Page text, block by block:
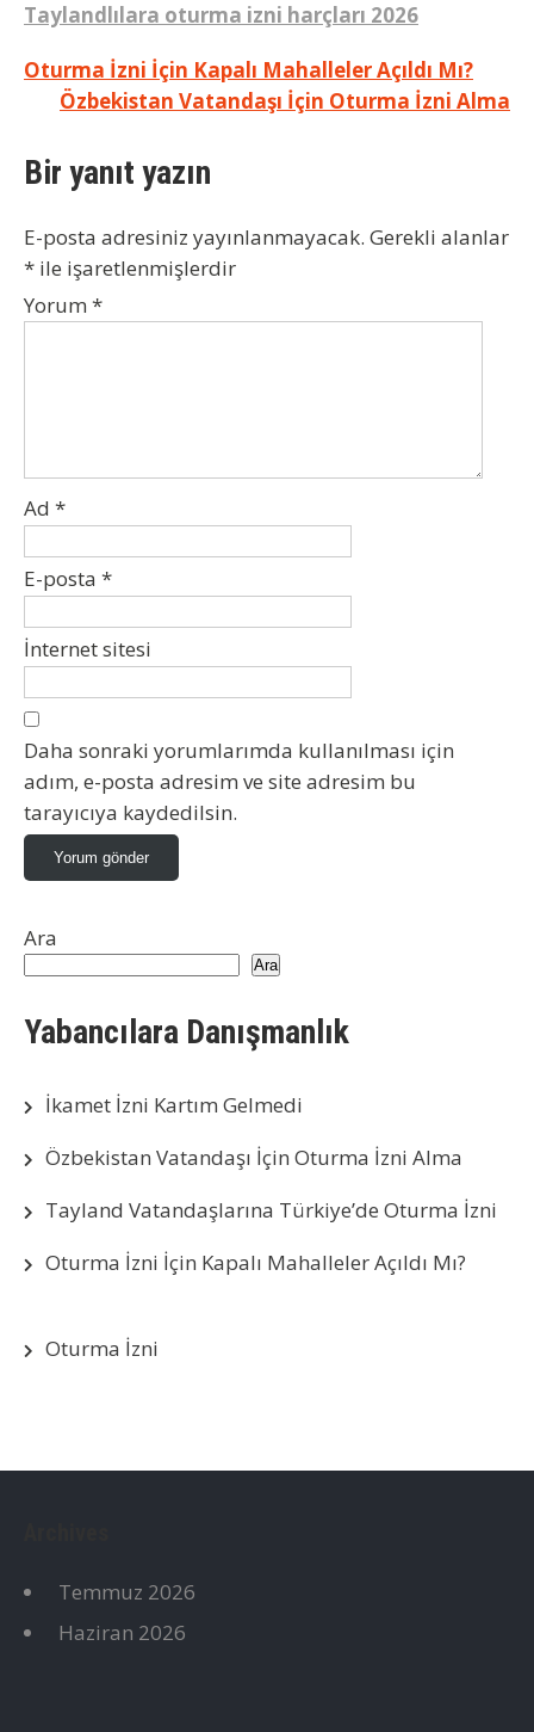
Taylandlılara oturma izni harçları 2026
Yazı
gezinmesi
Oturma İzni İçin Kapalı Mahalleler Açıldı Mı?
Özbekistan Vatandaşı İçin Oturma İzni Alma
Bir yanıt yazın
E-posta adresiniz yayınlanmayacak. Gerekli alanlar
* ile işaretlenmişlerdir
Yorum *
Ad *
E-posta *
İnternet sitesi
Daha sonraki yorumlarımda kullanılması için
adım, e-posta adresim ve site adresim bu
tarayıcıya kaydedilsin.
Ara
Ara
Yabancılara Danışmanlık
İkamet İzni Kartım Gelmedi
Özbekistan Vatandaşı İçin Oturma İzni Alma
Tayland Vatandaşlarına Türkiye’de Oturma İzni
Oturma İzni İçin Kapalı Mahalleler Açıldı Mı?
Oturma İzni
Temmuz 2026
Haziran 2026